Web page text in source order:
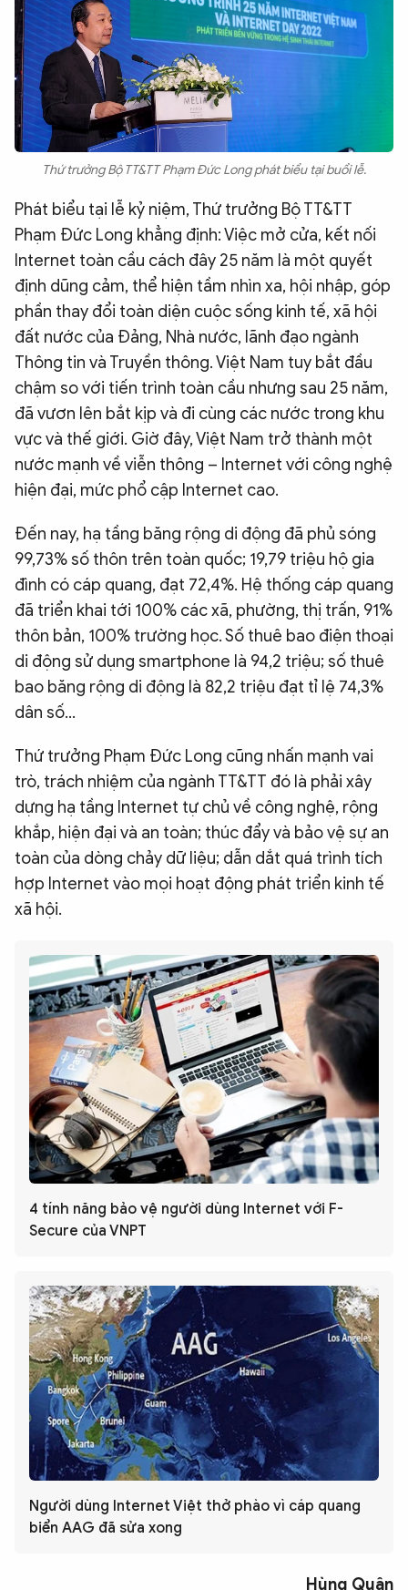
Thứ trưởng Bộ TT&TT Phạm Đức Long phát biểu tại buổi lễ.
Phát biểu tại lễ kỷ niệm, Thứ trưởng Bộ TT&TT
Phạm Đức Long khẳng định: Việc mở cửa, kết nối
Internet toàn cầu cách đây 25 năm là một quyết
định dũng cảm, thể hiện tầm nhìn xa, hội nhập, góp
phần thay đổi toàn diện cuộc sống kinh tế, xã hội
đất nước của Đảng, Nhà nước, lãnh đạo ngành
Thông tin và Truyền thông. Việt Nam tuy bắt đầu
chậm so với tiến trình toàn cầu nhưng sau 25 năm,
đã vươn lên bắt kịp và đi cùng các nước trong khu
vực và thế giới. Giờ đây, Việt Nam trở thành một
nước mạnh về viễn thông – Internet với công nghệ
hiện đại, mức phổ cập Internet cao.
Đến nay, hạ tầng băng rộng di động đã phủ sóng
99,73% số thôn trên toàn quốc; 19,79 triệu hộ gia
đình có cáp quang, đạt 72,4%. Hệ thống cáp quang
đã triển khai tới 100% các xã, phường, thị trấn, 91%
thôn bản, 100% trường học. Số thuê bao điện thoại
di động sử dụng smartphone là 94,2 triệu; số thuê
bao băng rộng di động là 82,2 triệu đạt tỉ lệ 74,3%
dân số...
Thứ trưởng Phạm Đức Long cũng nhấn mạnh vai
trò, trách nhiệm của ngành TT&TT đó là phải xây
dựng hạ tầng Internet tự chủ về công nghệ, rộng
khắp, hiện đại và an toàn; thúc đẩy và bảo vệ sự an
toàn của dòng chảy dữ liệu; dẫn dắt quá trình tích
hợp Internet vào mọi hoạt động phát triển kinh tế
xã hội.
4 tính năng bảo vệ người dùng Internet với F-
Secure của VNPT
Người dùng Internet Việt thở phào vì cáp quang
biển AAG đã sửa xong
Hùng Quân